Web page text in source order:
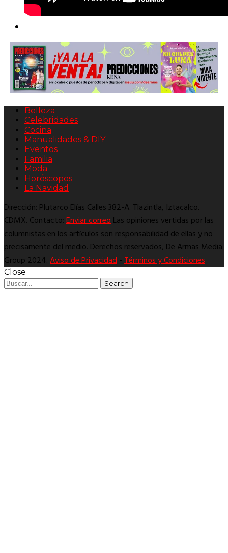
Belleza
Celebridades
Cocina
Manualidades & DIY
Eventos
Familia
Moda
Horóscopos
La Navidad
Dirección: Plutarco Elías Calles 382-A. Tlazintla, Iztacalco.
CDMX. Contacto:Enviar correoLas opiniones vertidas por las
columnistas en los artículos son responsabilidad de ellas y no
precisamente del medio. Derechos reservados, De Armas Media
Group 2024.Aviso de Privacidad-Términos y Condiciones
Close